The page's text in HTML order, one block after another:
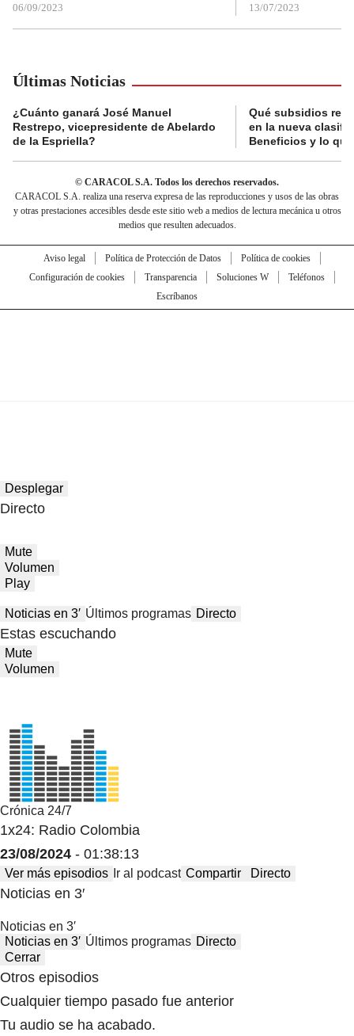
06/09/2023 13/07/2023
Últimas Noticias
¿Cuánto ganará José Manuel
Restrepo, vicepresidente de Abelardo
de la Espriella?
Qué subsidios
en la nueva
Beneficios y lo
© CARACOL S.A. Todos los derechos reservados.
CARACOL S.A. realiza una reserva expresa de las reproducciones y usos de las obras
y otras prestaciones accesibles desde este sitio web a medios de lectura mecánica u otros
medios que resulten adecuados.
Aviso legal Política de Protección de Datos
Política de cookies
Configuración de cookies
Transparencia Soluciones W
Teléfonos
Escríbanos
Desplegar
Directo
Mute
Volumen
Play
Noticias en 3′ Últimos programas Directo
Estas escuchando
Mute
Volumen
Crónica 24/7
1x24: Radio Colombia
23/08/2024 - 01:38:13
Ver más episodios Ir al podcast Compartir Directo
Noticias en 3′
Noticias en 3′
Noticias en 3′ Últimos programas Directo
Cerrar
Otros episodios
Cualquier tiempo pasado fue anterior
Tu audio se ha acabado.